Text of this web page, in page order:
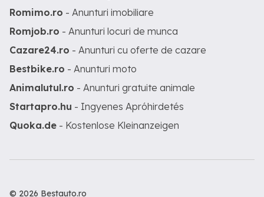
Romimo.ro - Anunturi imobiliare
Romjob.ro - Anunturi locuri de munca
Cazare24.ro - Anunturi cu oferte de cazare
Bestbike.ro - Anunturi moto
Animalutul.ro - Anunturi gratuite animale
Startapro.hu - Ingyenes Apróhirdetés
Quoka.de - Kostenlose Kleinanzeigen
© 2026 Bestauto.ro